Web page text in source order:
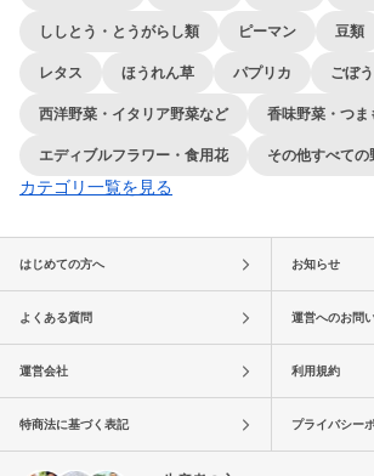
ししとう・とうがらし類 ピーマン 豆類
レタス ほうれん草 パプリカ ごぼう
西洋野菜・イタリア野菜など 香味野菜・つま
エディブルフラワー・食用花 その他すべての
カテゴリ一覧を見る
はじめての方へ お知らせ
よくある質問 運営へのお問
運営会社 利用規約
特商法に基づく表記 プライバシー